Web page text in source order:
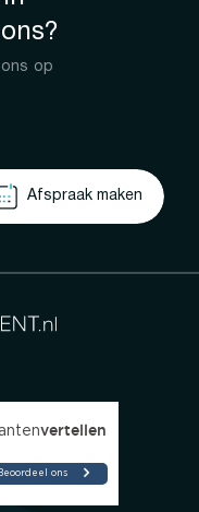
op
Afspraak maken